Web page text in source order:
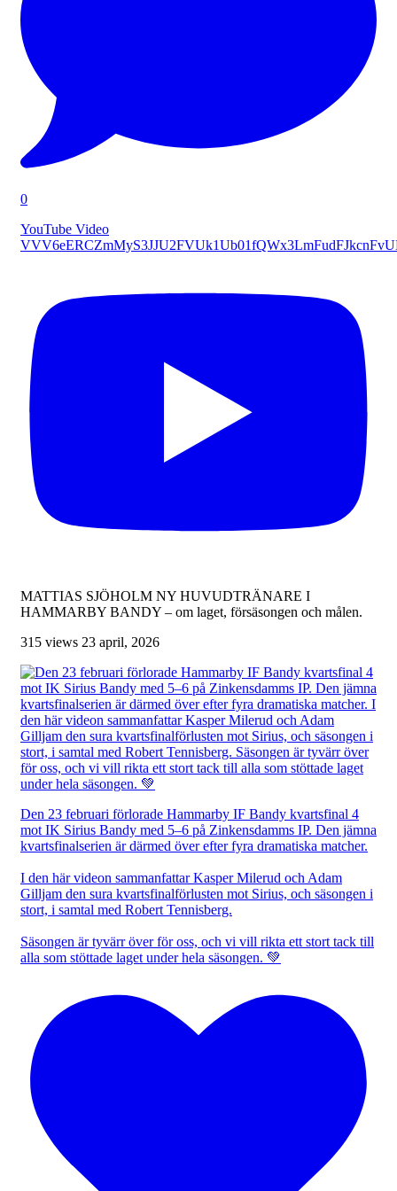
0
YouTube Video
MATTIAS SJÖHOLM NY HUVUDTRÄNARE I
HAMMARBY BANDY – om laget, försäsongen och målen.
315 views 23 april, 2026
Den 23 februari förlorade Hammarby IF Bandy kvartsfinal 4
mot IK Sirius Bandy med 5–6 på Zinkensdamms IP. Den jämna
kvartsfinalserien är därmed över efter fyra dramatiska matcher.
I den här videon sammanfattar Kasper Milerud och Adam
Gilljam den sura kvartsfinalförlusten mot Sirius, och säsongen i
stort, i samtal med Robert Tennisberg.
Säsongen är tyvärr över för oss, och vi vill rikta ett stort tack till
alla som stöttade laget under hela säsongen. 💚